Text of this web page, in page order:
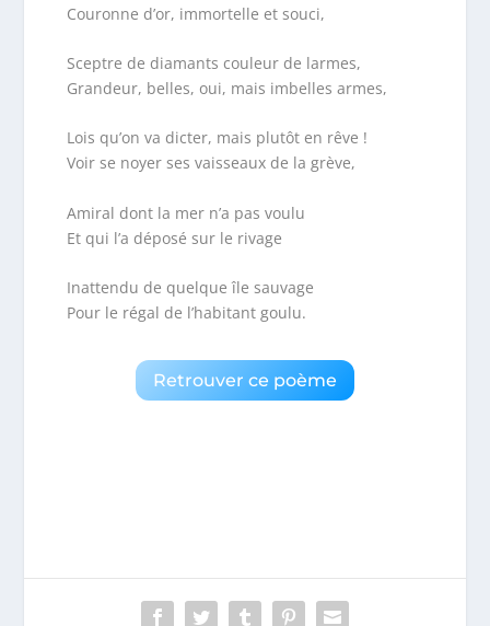
Couronne d’or, immortelle et souci,
Sceptre de diamants couleur de larmes,
Grandeur, belles, oui, mais imbelles armes,
Lois qu’on va dicter, mais plutôt en rêve !
Voir se noyer ses vaisseaux de la grève,
Amiral dont la mer n’a pas voulu
Et qui l’a déposé sur le rivage
Inattendu de quelque île sauvage
Pour le régal de l’habitant goulu.
Retrouver ce poème